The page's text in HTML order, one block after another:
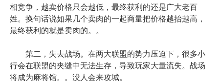
相竞争，越卖价格只会越低，最终获利的还是广大老百
姓。换句话说如果几个卖肉的一起商量把价格越抬越高，
最终获利的就是卖肉的。。
第二，失去战场。在两大联盟的势力压迫下，很多小
行会在联盟的夹缝中无法生存，导致玩家大量流失。战场
将成为麻将馆。。没人会来攻城。